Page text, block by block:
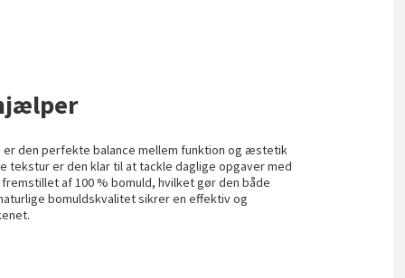
er den perfekte balance mellem funktion og æstetik
tekstur er den klar til at tackle daglige opgaver med
af 100 % bomuld, hvilket gør den både
bomuldskvalitet sikrer en effektiv og